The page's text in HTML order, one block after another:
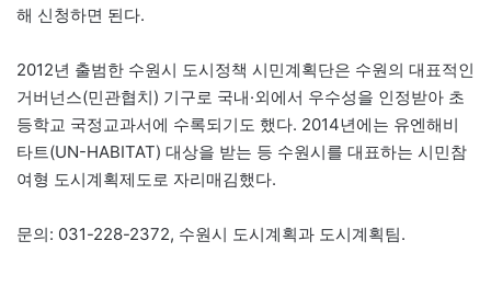
해 신청하면 된다.
2012년 출범한 수원시 도시정책 시민계획단은 수원의 대표적인
거버넌스(민관협치) 기구로 국내·외에서 우수성을 인정받아 초
등학교 국정교과서에 수록되기도 했다. 2014년에는 유엔해비
타트(UN-HABITAT) 대상을 받는 등 수원시를 대표하는 시민참
여형 도시계획제도로 자리매김했다.
문의: 031-228-2372, 수원시 도시계획과 도시계획팀.